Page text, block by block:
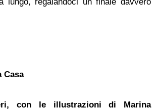
Casa
con le illustrazioni di Marina